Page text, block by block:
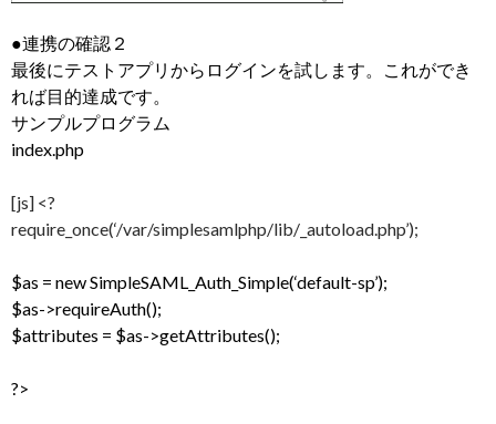
●連携の確認２
最後にテストアプリからログインを試します。これができ
れば目的達成です。
サンプルプログラム
index.php
[js] <?
require_once(‘/var/simplesamlphp/lib/_autoload.php’);
$as = new SimpleSAML_Auth_Simple(‘default-sp’);
$as->requireAuth();
$attributes = $as->getAttributes();
?>